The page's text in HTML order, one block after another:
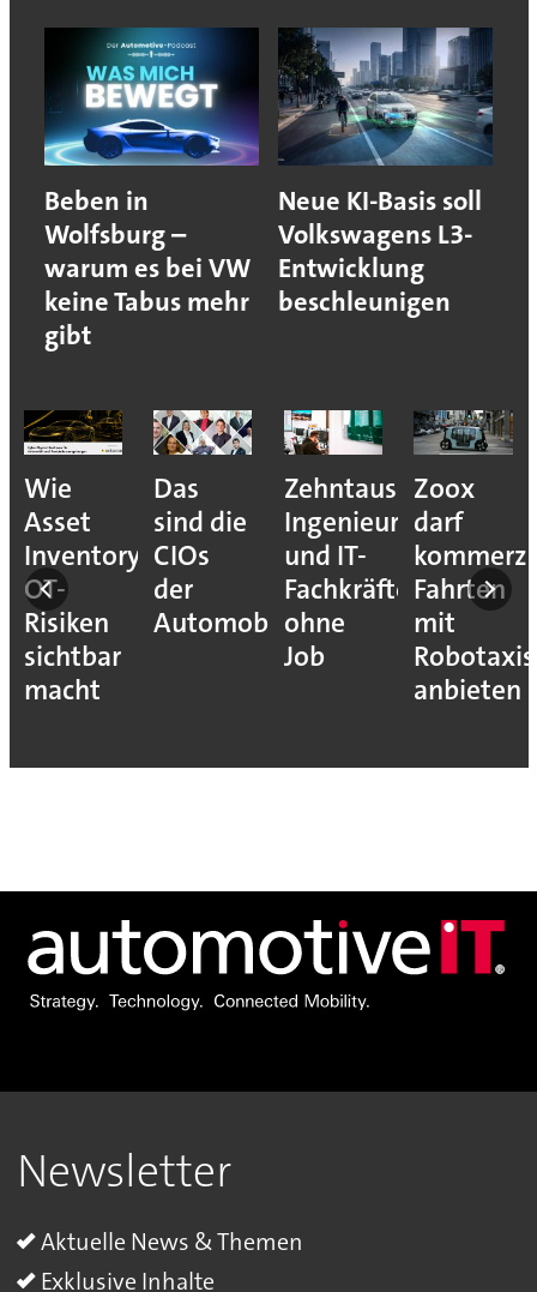
Beben in
Wolfsburg –
warum es bei VW
keine Tabus mehr
gibt
Neue KI-Basis soll
Volkswagens L3-
Entwicklung
beschleunigen
Wie
Asset
Inventory
OT-
Risiken
sichtbar
macht
Das
sind die
CIOs
der
Automobilindustrie
Zehntausende
Ingenieure
und IT-
Fachkräfte
ohne
Job
Zoox
darf
Fahrten
mit
Robotaxis
anbieten
Newsletter
Aktuelle News & Themen
Exklusive Inhalte